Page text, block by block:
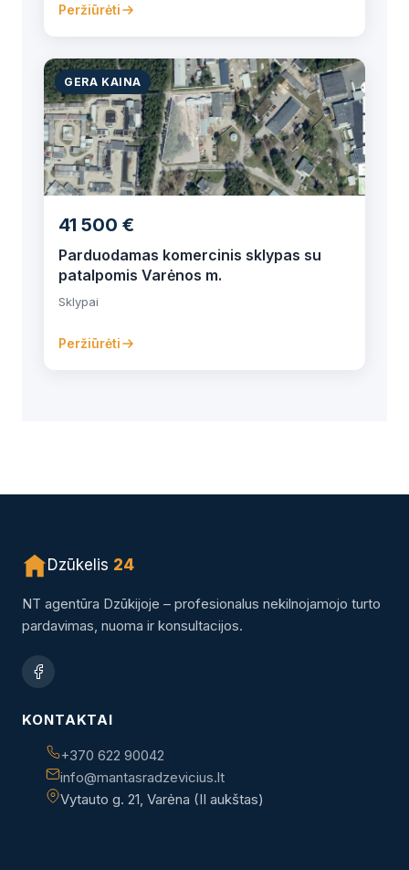
Peržiūrėti
GERA KAINA
41 500 €
Parduodamas komercinis sklypas su
patalpomis Varėnos m.
Sklypai
Peržiūrėti
Dzūkelis 24
NT agentūra Dzūkijoje – profesionalus nekilnojamojo turto
pardavimas, nuoma ir konsultacijos.
KONTAKTAI
+370 622 90042
info@mantasradzevicius.lt
Vytauto g. 21, Varėna (II aukštas)